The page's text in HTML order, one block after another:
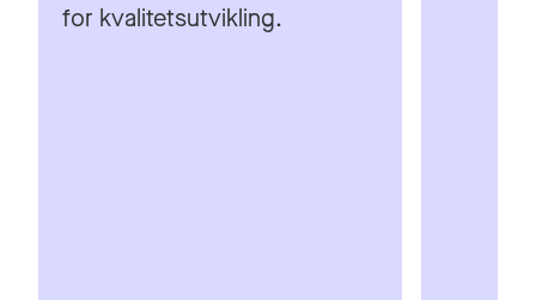
for kvalitetsutvikling.